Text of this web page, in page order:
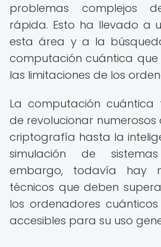
problemas complejos
rápida. Esto ha llevado a
esta área y a la
computación cuántica
las limitaciones de los
La computación cuántica
de revolucionar
criptografía hasta la
simulación de
embargo, todavía hay
técnicos que deben
los ordenadores
accesibles para su uso